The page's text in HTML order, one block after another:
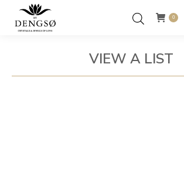
0
VIEW A LIST
You are here: